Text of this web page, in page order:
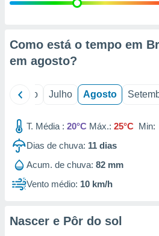
estudos
1199
Como está o tempo em
em agosto?
Junho Julho Agosto
T. Média : 20°C Máx.: 25°C Min:
Dias de chuva: 11 dias
Acum. de chuva: 82 mm
Vento médio: 10 km/h
Nascer e Pôr do sol